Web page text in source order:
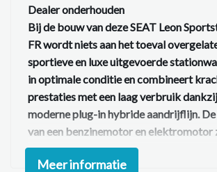
Dealer onderhouden
Bij de bouw van deze SEAT Leon
FR wordt niets aan het toeval
sportieve en luxe uitgevoerde
in optimale conditie en combineert
prestaties met een laag verbruik
moderne plug-in hybride aandrijflijn.
van een benzinemotor en
een systeemvermogen van maar liefst
tegelijkertijd profiteert van lage
Meer informatie